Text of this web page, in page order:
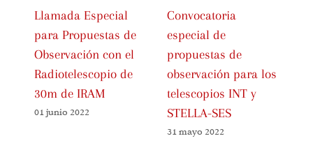
Llamada Especial
para Propuestas de
Observación con el
Radiotelescopio de
30m de IRAM
01 junio 2022
Convocatoria
especial de
propuestas de
observación para los
telescopios INT y
STELLA-SES
31 mayo 2022